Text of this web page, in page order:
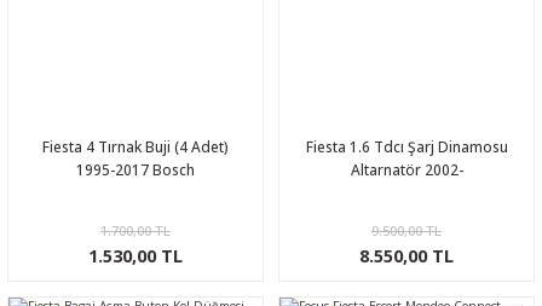
Fiesta 4 Tırnak Buji (4 Adet)
1995-2017 Bosch
1.700,00 TL
1.530,00 TL
Fiesta 1.6 Tdcı Şarj Dinamosu
Altarnatör 2002-
9.500,00 TL
8.550,00 TL